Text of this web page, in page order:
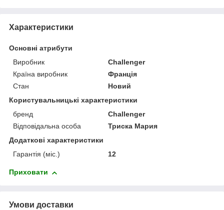
Характеристики
Основні атрибути
Виробник
Challenger
Країна виробник
Франція
Стан
Новий
Користувальницькі характеристики
бренд
Challenger
Відповідальна особа
Триска Мария
Додаткові характеристики
Гарантія (міс.)
12
Приховати
Умови доставки